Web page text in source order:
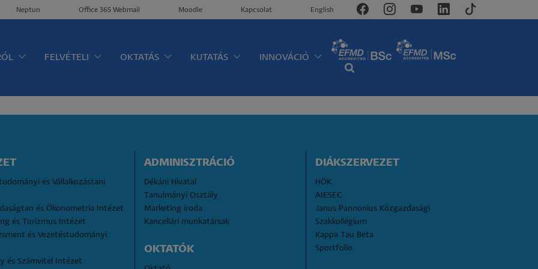
Neptun Office 365 Webmail Moodle Kapcsolat English
FELVÉTELI OKTATÁS KUTATÁS INNOVÁCIÓ
és Vállalkozástani
és Ökonometria Intézet
és Turizmus Intézet
és Vezetéstudományi
és Számvitel Intézet
ADMINISZTRÁCIÓ
Dékáni Hivatal
Tanulmányi Osztály
Marketing iroda
Kancellári munkatársak
OKTATÓK
DIÁKSZERVEZET
HÖK
AIESEC
Janus Pannonius Közgazdasági
Szakkollégium
Kappa Tau Beta
Sportfolio